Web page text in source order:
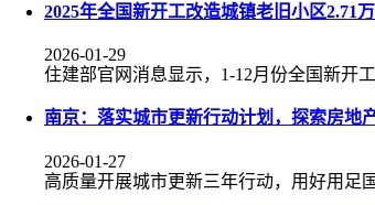
2025年全国新开工改造城镇老旧小区2.71
2026-01-29
住建部官网消息显示，1-12月份全国新开
南京：落实城市更新行动计划，探索房地
2026-01-27
高质量开展城市更新三年行动，用好用足